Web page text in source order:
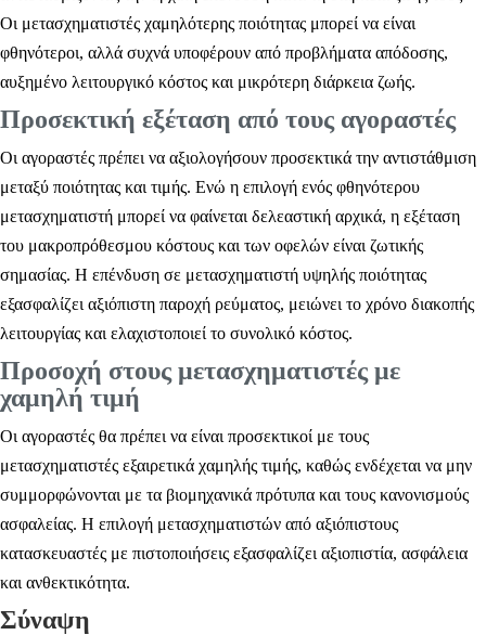
Οι μετασχηματιστές χαμηλότερης ποιότητας μπορεί να είναι
φθηνότεροι, αλλά συχνά υποφέρουν από προβλήματα απόδοσης,
αυξημένο λειτουργικό κόστος και μικρότερη διάρκεια ζωής.
Προσεκτική εξέταση από τους αγοραστές
Οι αγοραστές πρέπει να αξιολογήσουν προσεκτικά την αντιστάθμιση
μεταξύ ποιότητας και τιμής. Ενώ η επιλογή ενός φθηνότερου
μετασχηματιστή μπορεί να φαίνεται δελεαστική αρχικά, η εξέταση
του μακροπρόθεσμου κόστους και των οφελών είναι ζωτικής
σημασίας. Η επένδυση σε μετασχηματιστή υψηλής ποιότητας
εξασφαλίζει αξιόπιστη παροχή ρεύματος, μειώνει το χρόνο διακοπής
λειτουργίας και ελαχιστοποιεί το συνολικό κόστος.
Προσοχή στους μετασχηματιστές με
χαμηλή τιμή
Οι αγοραστές θα πρέπει να είναι προσεκτικοί με τους
μετασχηματιστές εξαιρετικά χαμηλής τιμής, καθώς ενδέχεται να μην
συμμορφώνονται με τα βιομηχανικά πρότυπα και τους κανονισμούς
ασφαλείας. Η επιλογή μετασχηματιστών από αξιόπιστους
κατασκευαστές με πιστοποιήσεις εξασφαλίζει αξιοπιστία, ασφάλεια
και ανθεκτικότητα.
Σύναψη